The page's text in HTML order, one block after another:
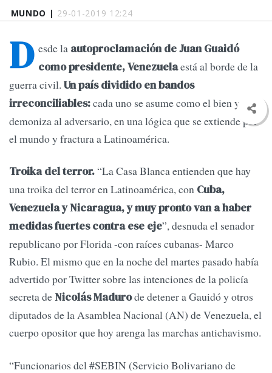
MUNDO | 29-01-2019 12:24
D esde la autoproclamación de Juan Guaidó
como presidente, Venezuelaestá al borde de la
guerra civil. Un país dividido en bandos
irreconciliables:cada uno se asume como el bien y
demoniza al adversario, en una lógica que se extiende por
el mundo y fractura a Latinoamérica.
Troika del terror.“La Casa Blanca entienden que hay
una troika del terror en Latinoamérica, con Cuba,
Venezuela y Nicaragua, y muy pronto van a haber
medidas fuertes contra ese eje”, desnuda el senador
republicano por Florida -con raíces cubanas- Marco
Rubio. El mismo que en la noche del martes pasado había
advertido por Twitter sobre las intenciones de la policía
secreta deNicolás Madurode detener a Gauidó y otros
diputados de la Asamblea Nacional (AN) de Venezuela, el
cuerpo opositor que hoy arenga las marchas antichavismo.
“Funcionarios del #SEBIN (Servicio Bolivariano de